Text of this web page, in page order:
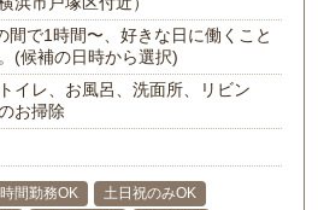
間で1時間〜、好きな日に働くこと
(候補の日時から選択)
イレ、お風呂、洗面所、リビン
お掃除
間勤務OK
土日祝のみOK